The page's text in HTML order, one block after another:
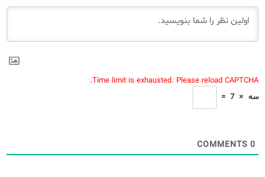
Time limit is exhausted. Please reload CAPTCHA.
سه ×
7
=
0